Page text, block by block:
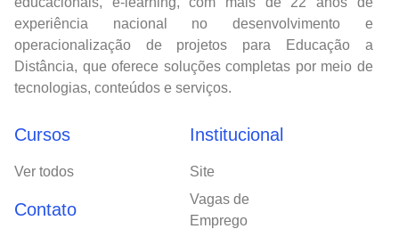
experiência nacional no desenvolvimento e
operacionalização de projetos para Educação a
Distância, que oferece soluções completas por meio de
tecnologias, conteúdos e serviços.
Cursos
Ver todos
Contato
Institucional
Site
Vagas de
Emprego